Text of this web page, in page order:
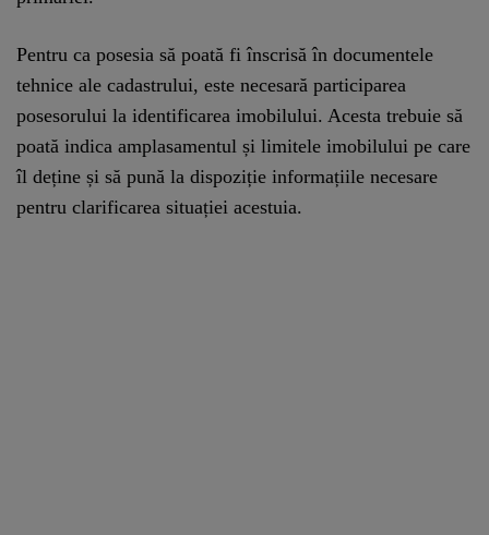
Pentru ca posesia să poată fi înscrisă în documentele
tehnice ale cadastrului, este necesară participarea
posesorului la identificarea imobilului. Acesta trebuie să
poată indica amplasamentul și limitele imobilului pe care
îl deține și să pună la dispoziție informațiile necesare
pentru clarificarea situației acestuia.